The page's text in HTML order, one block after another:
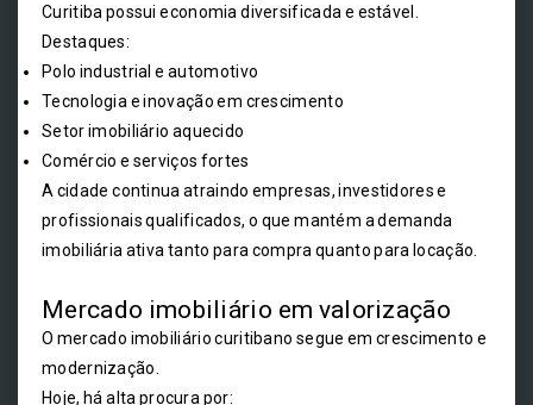
Curitiba possui economia diversificada e estável.
Destaques:
Polo industrial e automotivo
Tecnologia e inovação em crescimento
Setor imobiliário aquecido
Comércio e serviços fortes
A cidade continua atraindo empresas, investidores e
profissionais qualificados, o que mantém a demanda
imobiliária ativa tanto para compra quanto para locação.
Mercado imobiliário em valorização
O mercado imobiliário curitibano segue em crescimento e
modernização.
Hoje, há alta procura por: